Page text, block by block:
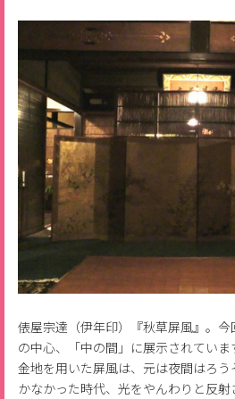
俵屋宗達（伊年印）『秋草屏風』。
の中心、「中の間」に展示されていま
金地を用いた屏風は、元は夜間はろ
かなかった時代、光をやんわりと反